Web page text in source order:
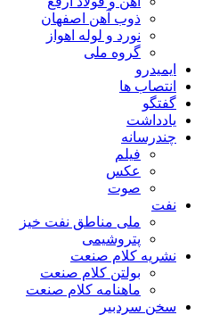
ذوب آهن اصفهان
نورد و لوله اهواز
گروه ملی
ایمیدرو
انتصاب ها
گفتگو
یادداشت
چندرسانه
فیلم
عکس
صوت
نفت
ملی مناطق نفت خیز
پتروشیمی
نشریه کلام صنعت
بولتن کلام صنعت
ماهنامه کلام صنعت
سخن سردبیر